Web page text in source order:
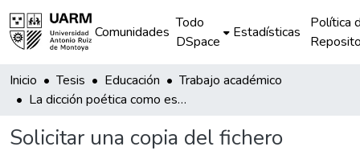
Comunidades
Todo
DSpace
Estadísticas
Política
Inicio Tesis Educación
Trabajo académico
La dicción poética como estrategia en la mejora de la expresión oral en el 5° y 6° grado de la I.E. N° 50528-Paucarpata
Solicitar una copia del fichero